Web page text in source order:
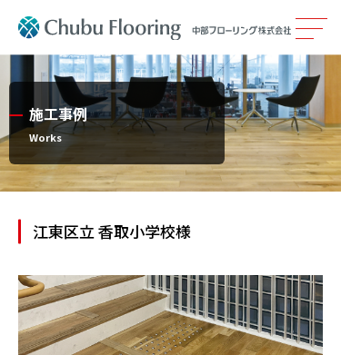
製品情報
カタログ
施工事例
メンテナンス
会社案内
採用情報
施工事例
Works
江東区立 香取小学校様